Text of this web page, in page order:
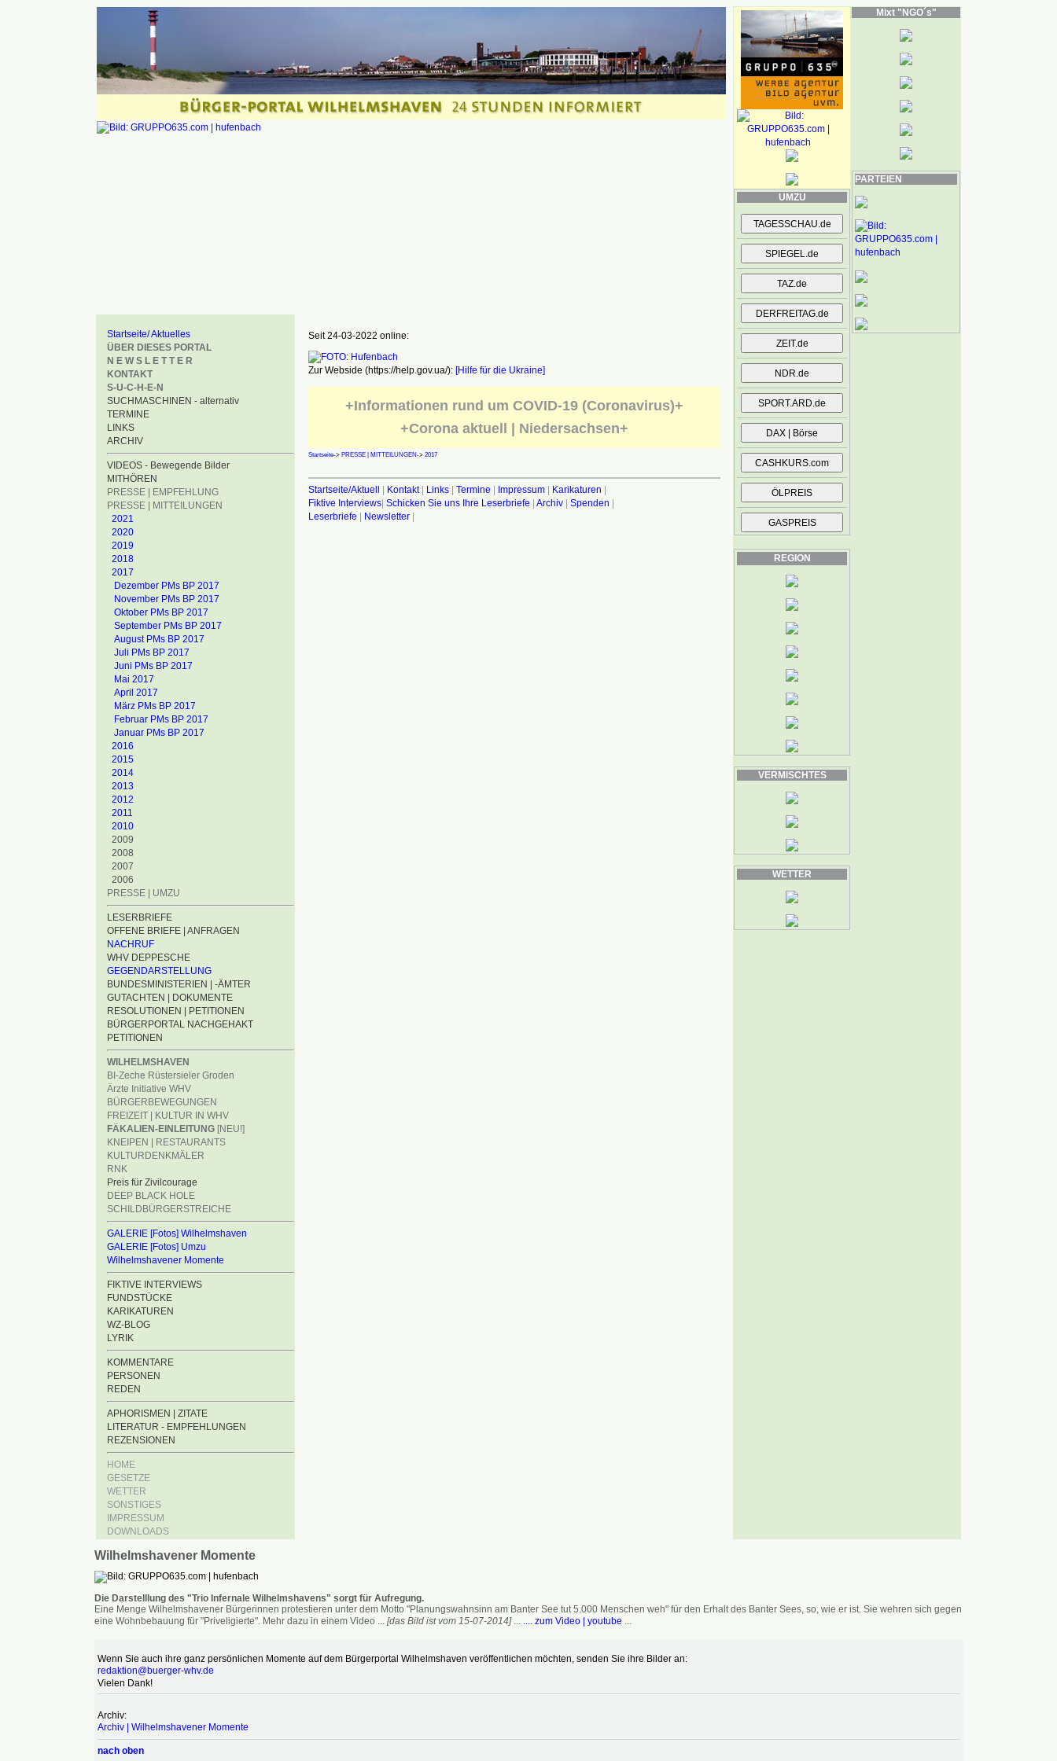
UMZU
REGION
VERMISCHTES
WETTER
Mixt "NGO´s"
PARTEIEN
Startseite/ Aktuelles
ÜBER DIESES PORTAL
N E W S L E T T E R
KONTAKT
S-U-C-H-E-N
SUCHMASCHINEN - alternativ
TERMINE
LINKS
ARCHIV
VIDEOS - Bewegende Bilder
MITHÖREN
PRESSE | EMPFEHLUNG
PRESSE | MITTEILUNGEN
2021
2020
2019
2018
2017
Dezember PMs BP 2017
November PMs BP 2017
Oktober PMs BP 2017
September PMs BP 2017
August PMs BP 2017
Juli PMs BP 2017
Juni PMs BP 2017
Mai 2017
April 2017
März PMs BP 2017
Februar PMs BP 2017
Januar PMs BP 2017
2016
2015
2014
2013
2012
2011
2010
2009
2008
2007
2006
PRESSE | UMZU
LESERBRIEFE
OFFENE BRIEFE | ANFRAGEN
NACHRUF
WHV DEPPESCHE
GEGENDARSTELLUNG
BUNDESMINISTERIEN | -ÄMTER
GUTACHTEN | DOKUMENTE
RESOLUTIONEN | PETITIONEN
BÜRGERPORTAL NACHGEHAKT
PETITIONEN
WILHELMSHAVEN
BI-Zeche Rüstersieler Groden
Ärzte Initiative WHV
BÜRGERBEWEGUNGEN
FREIZEIT | KULTUR IN WHV
FÄKALIEN-EINLEITUNG [NEU!]
KNEIPEN | RESTAURANTS
KULTURDENKMÄLER
RNK
Preis für Zivilcourage
DEEP BLACK HOLE
SCHILDBÜRGERSTREICHE
GALERIE [Fotos] Wilhelmshaven
GALERIE [Fotos] Umzu
Wilhelmshavener Momente
FIKTIVE INTERVIEWS
FUNDSTÜCKE
KARIKATUREN
WZ-BLOG
LYRIK
KOMMENTARE
PERSONEN
REDEN
APHORISMEN | ZITATE
LITERATUR - EMPFEHLUNGEN
REZENSIONEN
HOME
GESETZE
WETTER
SONSTIGES
IMPRESSUM
DOWNLOADS
Seit 24-03-2022 online:
Zur Webside (https://help.gov.ua/): [Hilfe für die Ukraine]
+Informationen rund um COVID-19 (Coronavirus)+
+Corona aktuell | Niedersachsen+
Startseite-> PRESSE | MITTEILUNGEN-> 2017
Startseite/Aktuell Kontakt| Links| Termine Impressum| Karikaturen
Fiktive Interviews| Schicken Sie uns Ihre Leserbriefe Archiv| Spenden
Leserbriefe
Newsletter|
Wilhelmshavener Momente
Die Darstelllung des "Trio Infernale Wilhelmshavens" sorgt für Aufregung.
Eine Menge Wilhelmshavener Bürgerinnen protestieren unter dem Motto "Planungswahnsinn am Banter See tut 5.000 Menschen weh" für den Erhalt des Banter Sees, so, wie er ist. Sie wehren sich gegen
eine Wohnbebauung für "Priveligierte". Mehr dazu in einem Video ... [das Bild ist vom 15-07-2014]... .... zum Video | youtube ...
Wenn Sie auch ihre ganz persönlichen Momente auf dem Bürgerportal Wilhelmshaven veröffentlichen möchten, senden Sie ihre Bilder an:
redaktion@buerger-whv.de
Vielen Dank!
Archiv:
Archiv | Wilhelmshavener Momente
nach oben